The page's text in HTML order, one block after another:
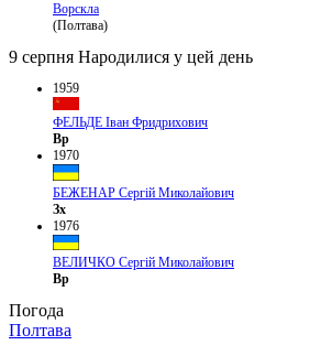
Ворскла
(Полтава)
9 серпня Народилися у цей день
1959
ФЕЛЬДЕ Іван Фридрихович
Вр
1970
БЕЖЕНАР Сергій Миколайович
Зх
1976
ВЕЛИЧКО Сергій Миколайович
Вр
Погода
Полтава